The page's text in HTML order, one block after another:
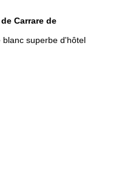
Carrare de
superbe d'hôtel